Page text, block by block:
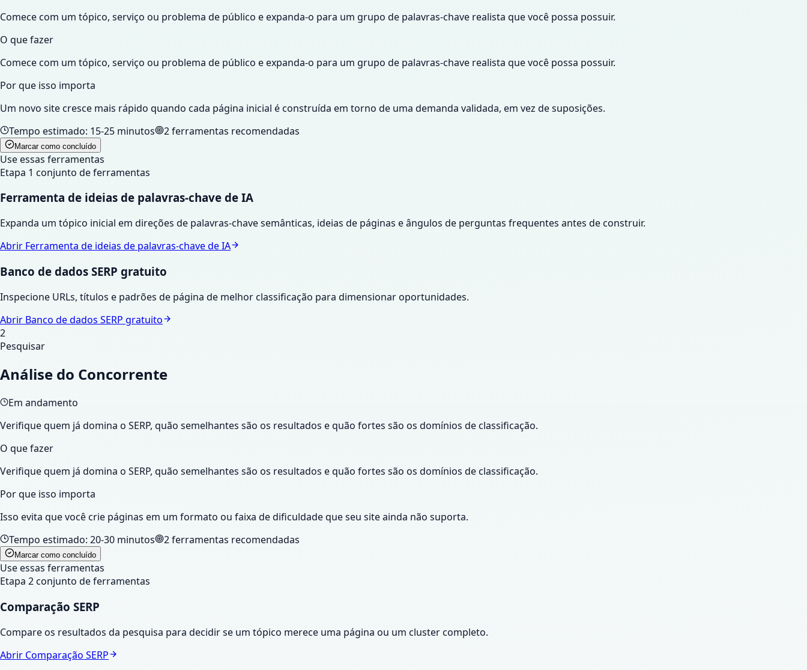
Comece com um tópico, serviço ou problema de público e expanda-o para um grupo de palavras-chave realista que você possa possuir.
O que fazer
Comece com um tópico, serviço ou problema de público e expanda-o para um grupo de palavras-chave realista que você possa possuir.
Por que isso importa
Um novo site cresce mais rápido quando cada página inicial é construída em torno de uma demanda validada, em vez de suposições.
Tempo estimado: 15-25 minutos 2ferramentas recomendadas
Marcar como concluído
Use essas ferramentas
Etapa 1 conjunto de ferramentas
Ferramenta de ideias de palavras-chave de IA
Expanda um tópico inicial em direções de palavras-chave semânticas, ideias de páginas e ângulos de perguntas frequentes antes de construir.
Abrir Ferramenta de ideias de palavras-chave de IA
Banco de dados SERP gratuito
Inspecione URLs, títulos e padrões de página de melhor classificação para dimensionar oportunidades.
Abrir Banco de dados SERP gratuito
2
Pesquisar
Análise do Concorrente
Em andamento
Verifique quem já domina o SERP, quão semelhantes são os resultados e quão fortes são os domínios de classificação.
O que fazer
Verifique quem já domina o SERP, quão semelhantes são os resultados e quão fortes são os domínios de classificação.
Por que isso importa
Isso evita que você crie páginas em um formato ou faixa de dificuldade que seu site ainda não suporta.
Tempo estimado: 20-30 minutos 2ferramentas recomendadas
Marcar como concluído
Use essas ferramentas
Etapa 2conjunto de ferramentas
Comparação SERP
Compare os resultados da pesquisa para decidir se um tópico merece uma página ou um cluster completo.
Abrir Comparação SERP